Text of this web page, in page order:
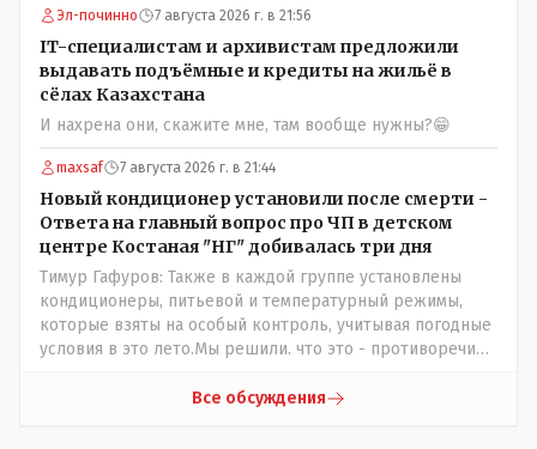
проволоки и русского мата. Вот где работать в селе
именно АРХИВАРИУСАМ - понятие не имею- допустим
все мои архивы по работе и по семейной жизни -
помещаются в одну дешёвую китайскую флешку
Впрочем, не надо гадать: - это замутили УМНЫЕ люди
наверху , близко расположенные к гос.бюджету-
наверняка они знают что делают.
Эл-починно 7 августа 2026 г. в 21:56
IT-специалистам и архивистам предложили
выдавать подъёмные и кредиты на жильё в
сёлах Казахстана
И нахрена они, скажите мне, там вообще нужны?😁
maxsaf 7 августа 2026 г. в 21:44
Новый кондиционер установили после смерти -
Ответа на главный вопрос про ЧП в детском
центре Костаная "НГ" добивалась три дня
Тимур Гафуров: Также в каждой группе установлены
кондиционеры, питьевой и температурный режимы,
которые взяты на особый контроль, учитывая погодные
условия в это лето.Мы решили. что это - противоречие.
комментарий прозвучал на следующий день после
Все обсуждения